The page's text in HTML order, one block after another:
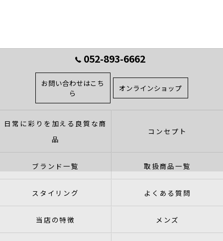
052-893-6662
お問い合わせはこち
ら
オンラインショップ
日常に彩りを加える良質な商
品
コンセプト
ブランド一覧 取扱商品一覧
スタイリング よくある質問
当店の特徴 メンズ